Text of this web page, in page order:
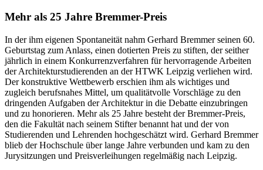
Mehr als 25 Jahre Bremmer-Preis
In der ihm eigenen Spontaneität nahm Gerhard Bremmer seinen 60.
Geburtstag zum Anlass, einen dotierten Preis zu stiften, der seither
jährlich in einem Konkurrenzverfahren für hervorragende Arbeiten
der Architekturstudierenden an der HTWK Leipzig verliehen wird.
Der konstruktive Wettbewerb erschien ihm als wichtiges und
zugleich berufsnahes Mittel, um qualitätvolle Vorschläge zu den
dringenden Aufgaben der Architektur in die Debatte einzubringen
und zu honorieren. Mehr als 25 Jahre besteht der Bremmer-Preis,
den die Fakultät nach seinem Stifter benannt hat und der von
Studierenden und Lehrenden hochgeschätzt wird. Gerhard Bremmer
blieb der Hochschule über lange Jahre verbunden und kam zu den
Jurysitzungen und Preisverleihungen regelmäßig nach Leipzig.